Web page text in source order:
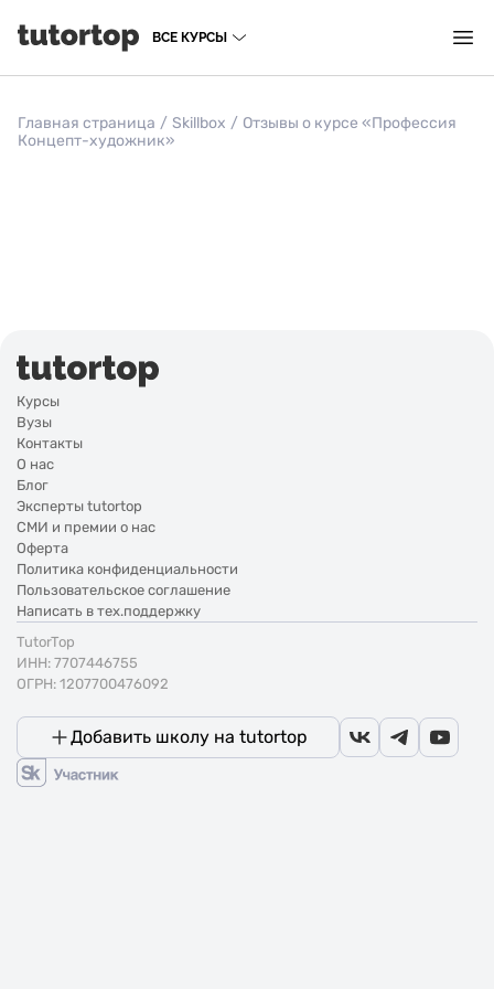
ВСЕ КУРСЫ
Главная страница / Skillbox / Отзывы о курсе «Профессия
Концепт-художник»
Курсы
Вузы
Контакты
О нас
Блог
Эксперты tutortop
СМИ и премии о нас
Оферта
Политика конфиденциальности
Пользовательское соглашение
Написать в тех.поддержку
TutorTop
ИНН: 7707446755
ОГРН: 1207700476092
Добавить школу на tutortop